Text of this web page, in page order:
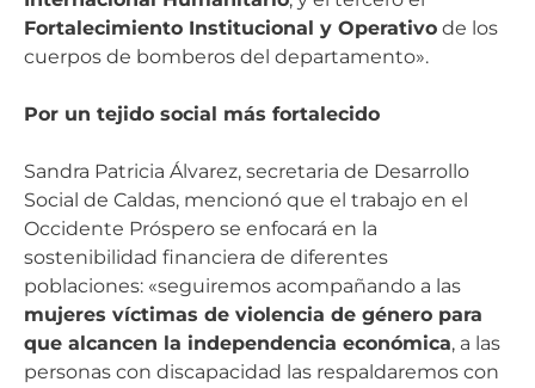
Fortalecimiento Institucional y Operativo de los
cuerpos de bomberos del departamento».
Por un tejido social más fortalecido
Sandra Patricia Álvarez, secretaria de Desarrollo
Social de Caldas, mencionó que el trabajo en el
Occidente Próspero se enfocará en la
sostenibilidad financiera de diferentes
poblaciones: «seguiremos acompañando a las
mujeres víctimas de violencia de género para
que alcancen la independencia económica, a las
personas con discapacidad las respaldaremos con